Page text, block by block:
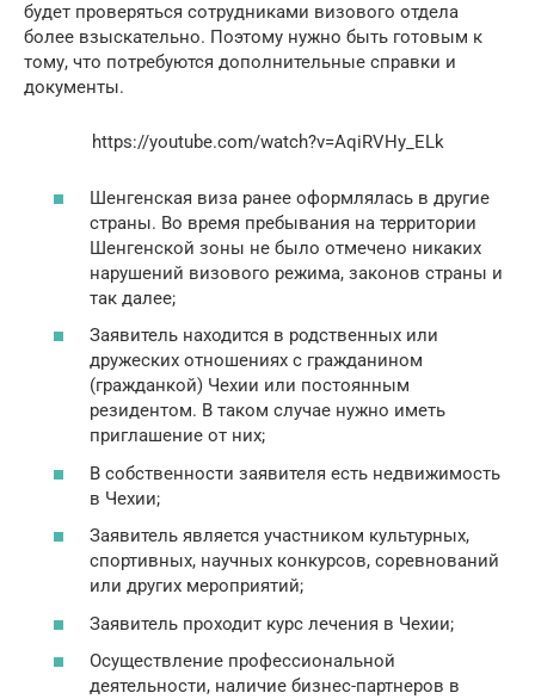
будет проверяться сотрудниками визового отдела
более взыскательно. Поэтому нужно быть готовым к
тому, что потребуются дополнительные справки и
документы.
https://youtube.com/watch?v=AqiRVHy_ELk
Шенгенская виза ранее оформлялась в другие
страны. Во время пребывания на территории
Шенгенской зоны не было отмечено никаких
нарушений визового режима, законов страны и
так далее;
Заявитель находится в родственных или
дружеских отношениях с гражданином
(гражданкой) Чехии или постоянным
резидентом. В таком случае нужно иметь
приглашение от них;
В собственности заявителя есть недвижимость
в Чехии;
Заявитель является участником культурных,
спортивных, научных конкурсов, соревнований
или других мероприятий;
Заявитель проходит курс лечения в Чехии;
Осуществление профессиональной
деятельности, наличие бизнес-партнеров в